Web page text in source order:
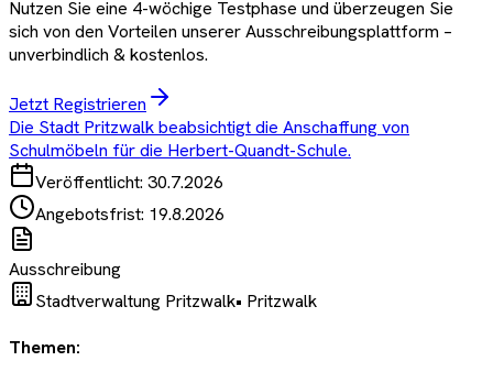
Nutzen Sie eine 4-wöchige Testphase und überzeugen Sie
sich von den Vorteilen unserer Ausschreibungsplattform –
unverbindlich & kostenlos.
Jetzt Registrieren
Die Stadt Pritzwalk beabsichtigt die Anschaffung von
Schulmöbeln für die Herbert-Quandt-Schule.
Veröffentlicht: 30.7.2026
Angebotsfrist: 19.8.2026
Ausschreibung
Stadtverwaltung Pritzwalk• Pritzwalk
Themen: